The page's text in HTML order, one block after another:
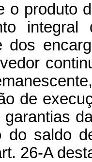
o produto
dos
de
garantias
do saldo
26-A